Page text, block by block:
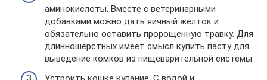
аминокислоты. Вместе с ветеринарными
добавками можно дать яичный желток и
обязательно оставить пророщенную травку. Для
длинношерстных имеет смысл купить пасту для
выведение комков из пищеварительной системы.